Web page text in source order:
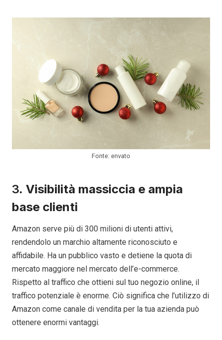
Fonte: envato
3. Visibilità massiccia e ampia
base clienti
Amazon serve più di 300 milioni di utenti attivi,
rendendolo un marchio altamente riconosciuto e
affidabile. Ha un pubblico vasto e detiene la quota di
mercato maggiore nel mercato dell’e-commerce.
Rispetto al traffico che ottieni sul tuo negozio online, il
traffico potenziale è enorme. Ciò significa che l’utilizzo di
Amazon come canale di vendita per la tua azienda può
ottenere enormi vantaggi.